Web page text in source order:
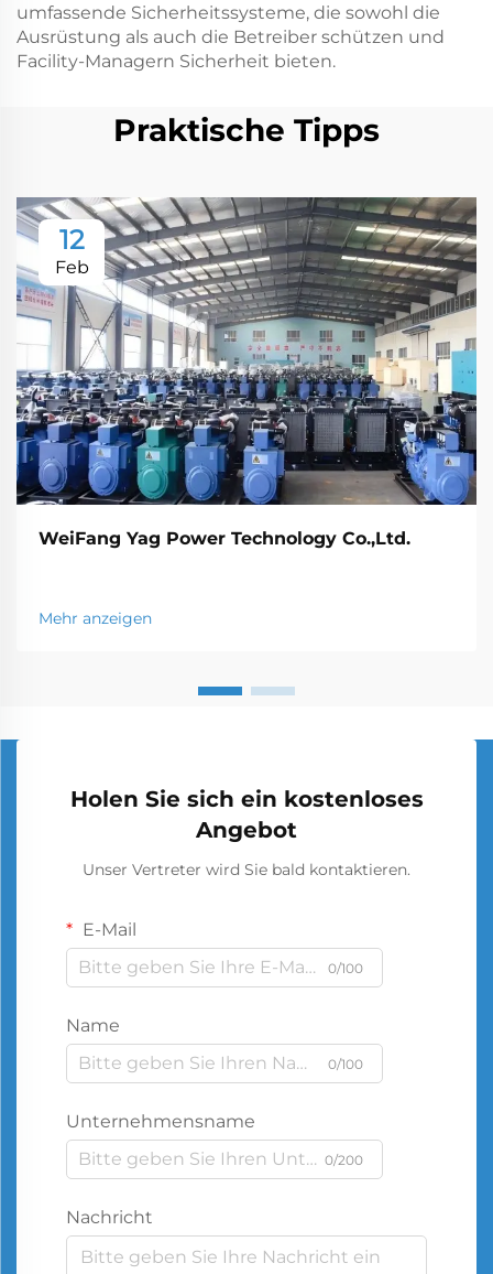
umfassende Sicherheitssysteme, die sowohl die
Ausrüstung als auch die Betreiber schützen und
Facility-Managern Sicherheit bieten.
Praktische Tipps
12
Feb
WeiFang Yag Power Technology Co.,Ltd.
Mehr anzeigen
Holen Sie sich ein kostenloses
Angebot
Unser Vertreter wird Sie bald kontaktieren.
E-Mail
0/100
Name
0/100
Unternehmensname
0/200
Nachricht